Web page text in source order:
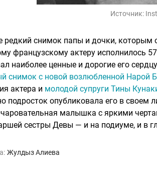
Источник:
редкий снимок папы и дочки, которым
французскому актеру исполнилось
наиболее ценные и дорогие его
снимок с новой возлюбленной Нарой
актера и молодой супруги Тины
подросток опубликовала его в своем
малышка с яркими
сестры Девы — и на подиуме, и в
Жулдыз Алиева